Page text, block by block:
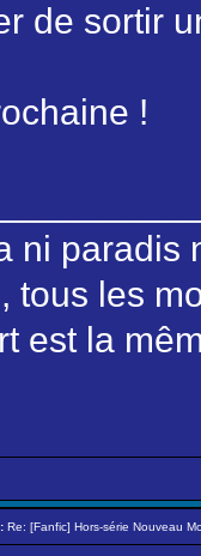
de sortir
!
ni paradis
tous les
est la
Re: [Fanfic] Hors-série Nouveau